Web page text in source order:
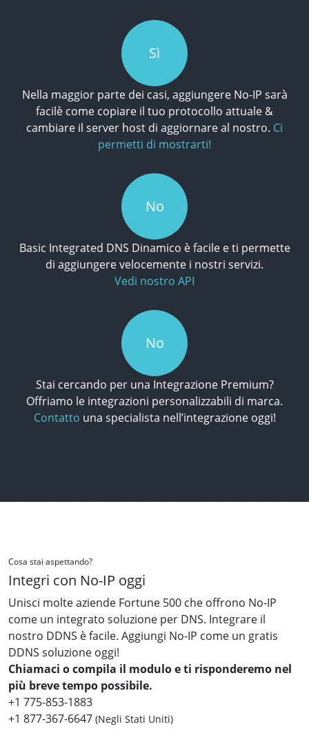
Sì
Nella maggior parte dei casi, aggiungere No-IP sarà
facilè come copiare il tuo protocollo attuale &
cambiare il server host di aggiornare al nostro. Ci
permetti di mostrarti!
No
Basic Integrated DNS Dinamico è facile e ti permette
di aggiungere velocemente i nostri servizi.
Vedi nostro API
No
Stai cercando per una Integrazione Premium?
Offriamo le integrazioni personalizzabili di marca.
Contatto una specialista nell’integrazione oggi!
Cosa stai aspettando?
Integri con No-IP oggi
Unisci molte aziende Fortune 500 che offrono No-IP
come un integrato soluzione per DNS. Integrare il
nostro DDNS è facile. Aggiungi No-IP come un gratis
DDNS soluzione oggi!
Chiamaci o compila il modulo e ti risponderemo nel
più breve tempo possibile.
+1 775-853-1883
+1 877-367-6647 (Negli Stati Uniti)